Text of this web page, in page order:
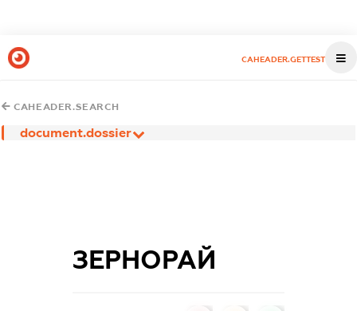
CAHEADER.GETTEST
CAHEADER.SEARCH
document.dossier
ЗЕРНОРАЙ